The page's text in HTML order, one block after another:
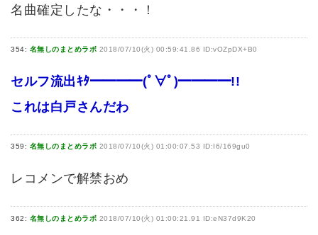
名曲確定したな・・・！
354: 名無しのまとめラボ 2018/07/10(火) 00:59:41.86 ID:vOZpDX+B0
セルフ流出ｷﾀ━━━━(ﾟ∀ﾟ)━━━━!!
これは白戸さんだわ
359: 名無しのまとめラボ 2018/07/10(火) 01:00:07.53 ID:I6/169gu0
レコメンで解禁おめ
362: 名無しのまとめラボ 2018/07/10(火) 01:00:21.91 ID:eN37d9K20